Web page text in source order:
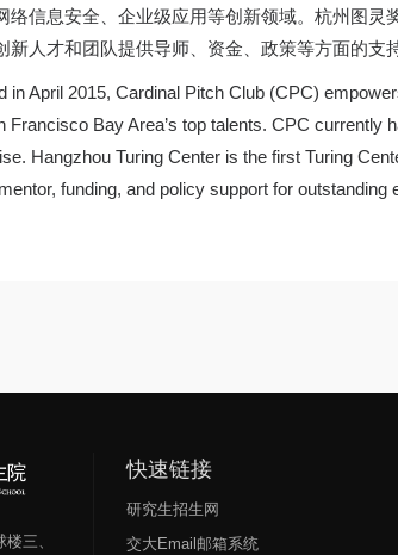
络信息安全、企业级应用等创新领域。杭州图
人才和团队提供导师、资金、政策等方面的支持
in April 2015, Cardinal Pitch Club (CPC)
Francisco Bay Area’s top talents. CPC
Hangzhou Turing Center is the first Turing
funding, and policy support for
三、
快速链接
研究生招生网
交大Email邮箱系统